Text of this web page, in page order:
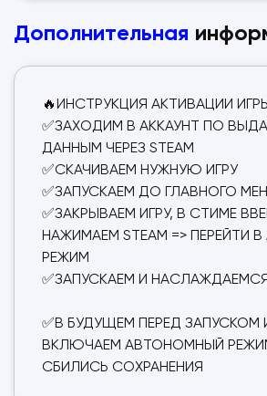
Дополнительная
🔥ИНСТРУКЦИЯ АКТИВАЦИИ
✅ЗАХОДИМ В АККАУНТ ПО
ДАННЫМ ЧЕРЕЗ STEAM
✅СКАЧИВАЕМ НУЖНУЮ ИГРУ
✅ЗАПУСКАЕМ ДО ГЛАВНОГО
✅ЗАКРЫВАЕМ ИГРУ, В СТИМЕ
НАЖИМАЕМ STEAM => ПЕРЕЙТИ
РЕЖИМ
✅ЗАПУСКАЕМ И НАСЛАЖДАЕМСЯ
✅В БУДУЩЕМ ПЕРЕД ЗАПУСКОМ
ВКЛЮЧАЕМ АВТОНОМНЫЙ
СБИЛИСЬ СОХРАНЕНИЯ